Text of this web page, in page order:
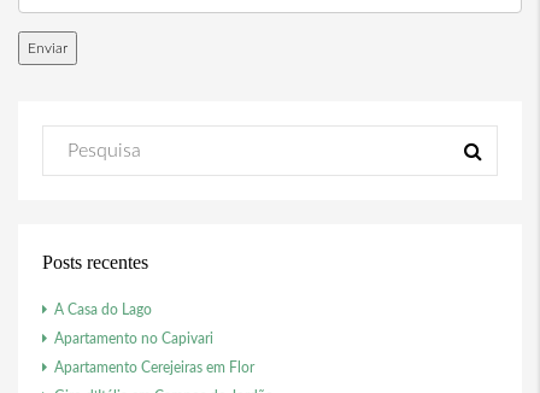
Posts recentes
A Casa do Lago
Apartamento no Capivari
Apartamento Cerejeiras em Flor